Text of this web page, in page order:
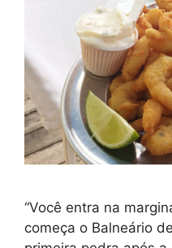
“Você entra na
começa o Balneário